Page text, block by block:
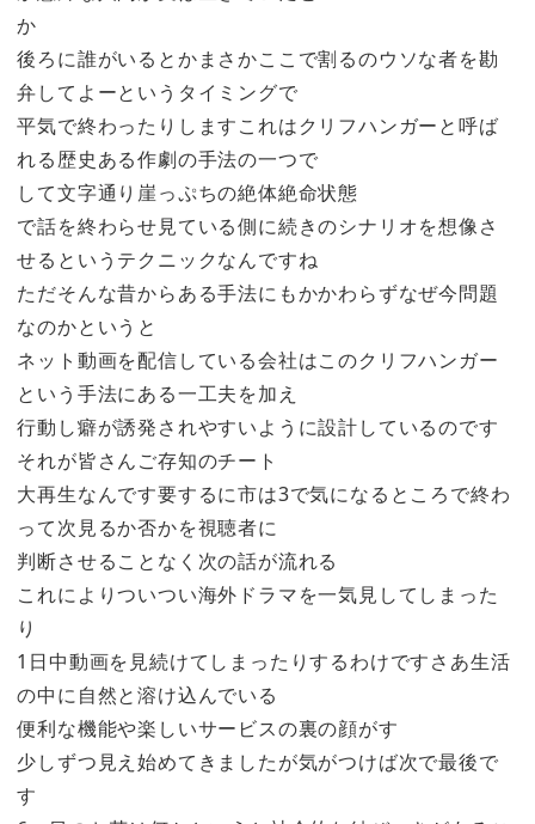
か
後ろに誰がいるとかまさかここで割るのウソな者を勘
弁してよーというタイミングで
平気で終わったりしますこれはクリフハンガーと呼ば
れる歴史ある作劇の手法の一つで
して文字通り崖っぷちの絶体絶命状態
で話を終わらせ見ている側に続きのシナリオを想像さ
せるというテクニックなんですね
ただそんな昔からある手法にもかかわらずなぜ今問題
なのかというと
ネット動画を配信している会社はこのクリフハンガー
という手法にある一工夫を加え
行動し癖が誘発されやすいように設計しているのです
それが皆さんご存知のチート
大再生なんです要するに市は3で気になるところで終わ
って次見るか否かを視聴者に
判断させることなく次の話が流れる
これによりついつい海外ドラマを一気見してしまった
り
1日中動画を見続けてしまったりするわけですさあ生活
の中に自然と溶け込んでいる
便利な機能や楽しいサービスの裏の顔がす
少しずつ見え始めてきましたが気がつけば次で最後で
す